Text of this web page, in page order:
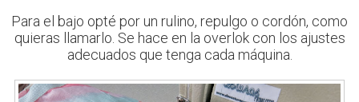
Para el bajo opté por un rulino, repulgo o cordón, como
quieras llamarlo. Se hace en la overlok con los ajustes
adecuados que tenga cada máquina.